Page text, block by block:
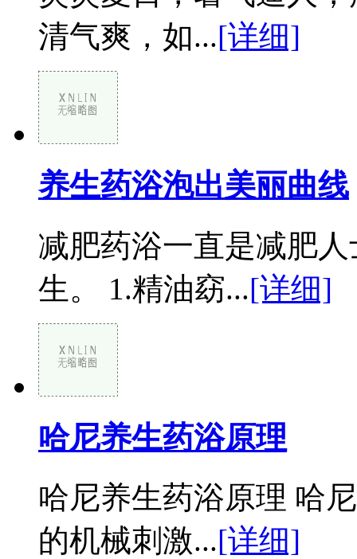
清气爽，如...[详细]
养生药浴泡出美丽曲线
减肥药浴一直是减肥
生。 1.精油窈...[详细]
哈尼养生药浴原理
哈尼养生药浴原理 哈
的机械刺激...[详细]